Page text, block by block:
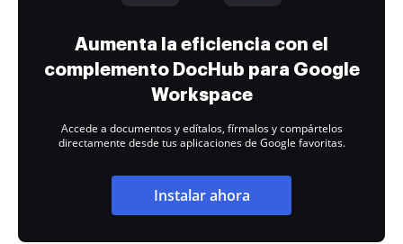
Aumenta la eficiencia con el
complemento DocHub para Google
Workspace
Accede a documentos y edítalos, fírmalos y compártelos
directamente desde tus aplicaciones de Google favoritas.
Instalar ahora